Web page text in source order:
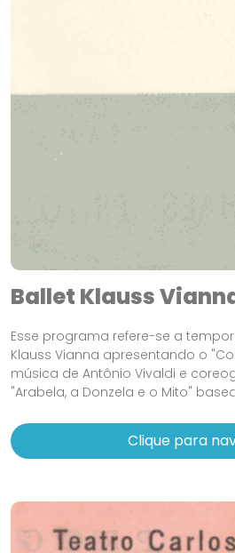
Ballet Klauss
Esse programa refere-se a
Klauss Vianna apresentando o
música de Antônio Vivaldi e
"Arabela, a Donzela e o Mito"
Clique para